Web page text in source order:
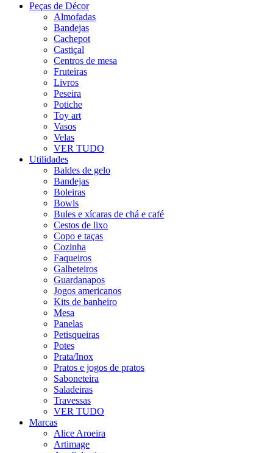
Peças de Décor
Almofadas
Bandejas
Cachepot
Castiçal
Centros de mesa
Fruteiras
Livros
Peseira
Potiche
Toy art
Vasos
Velas
VER TUDO
Utilidades
Baldes de gelo
Bandejas
Boleiras
Bowls
Bules e xícaras de chá e café
Cestos de lixo
Copo e taças
Cozinha
Faqueiros
Galheteiros
Guardanapos
Jogos americanos
Kits de banheiro
Mesa
Panelas
Petisqueiras
Potes
Prata/Inox
Pratos e jogos de pratos
Saboneteira
Saladeiras
Travessas
VER TUDO
Marcas
Alice Aroeira
Artimage